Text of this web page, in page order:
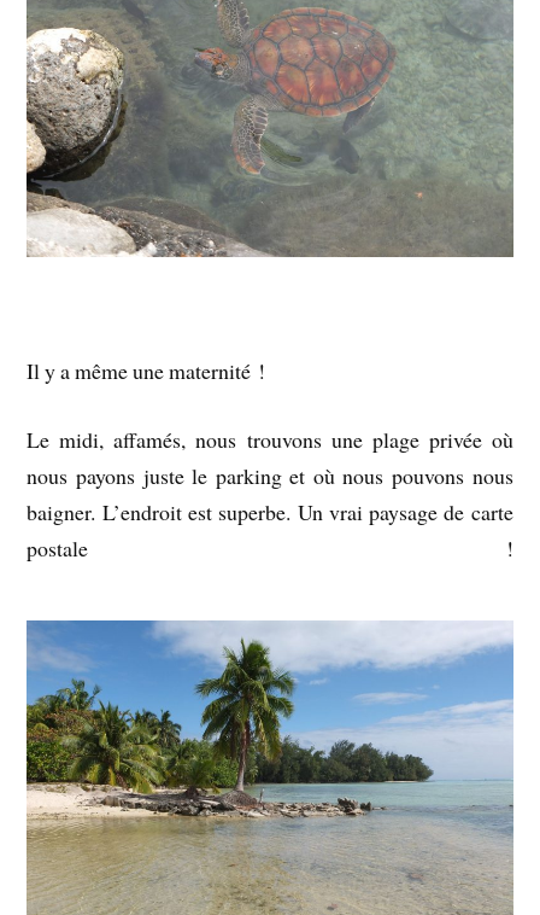
Il y a même une maternité !
Le midi, affamés, nous trouvons une plage privée où
nous payons juste le parking et où nous pouvons nous
baigner. L’endroit est superbe. Un vrai paysage de carte
postale !